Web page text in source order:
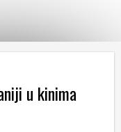
u kinima